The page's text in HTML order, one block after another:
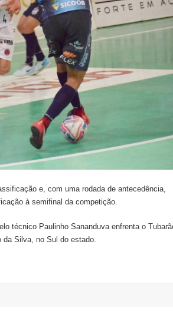
e, com uma rodada de antecedência,
à semifinal da competição.
técnico Paulinho Sananduva enfrenta o
da Silva, no Sul do estado.